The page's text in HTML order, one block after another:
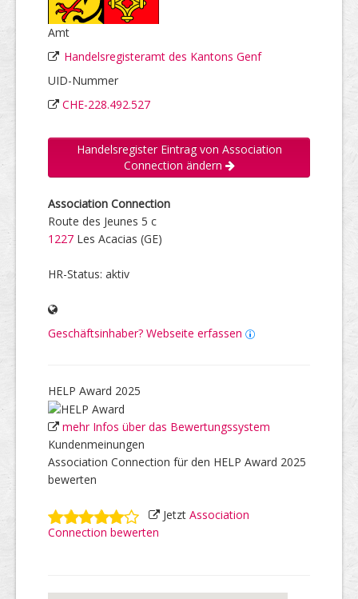
Amt
Handelsregisteramt des Kantons Genf
UID-Nummer
CHE-228.492.527
Handelsregister Eintrag von Association
Connection ändern
Association Connection
Route des Jeunes 5 c
1227 Les Acacias (GE)
HR-Status: aktiv
Geschäftsinhaber? Webseite erfassen
HELP Award 2025
mehr Infos über das Bewertungssystem
Kundenmeinungen
Association Connection für den HELP Award 2025
bewerten
Jetzt Association
Connection bewerten